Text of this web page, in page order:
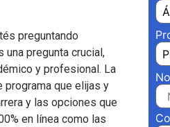
preguntando
una pregunta crucial,
y profesional. La
programa que elijas y
y las opciones que
en línea como las